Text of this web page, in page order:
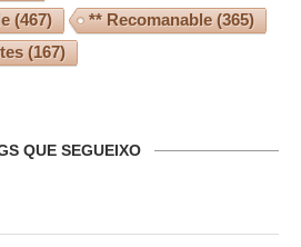
(467) ** Recomanable(365)
(167)
QUE SEGUEIXO